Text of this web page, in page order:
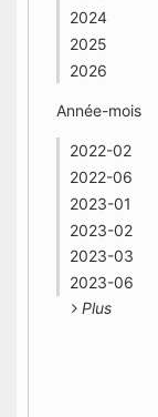
2024
2025
2026
Année-mois
2022-02
2022-06
2023-01
2023-02
2023-03
2023-06
Plus